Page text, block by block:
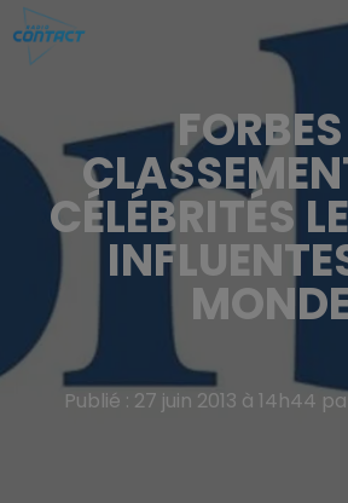
CÉLÉBRITÉS
Publié : 27 juin 2013 à 14h44